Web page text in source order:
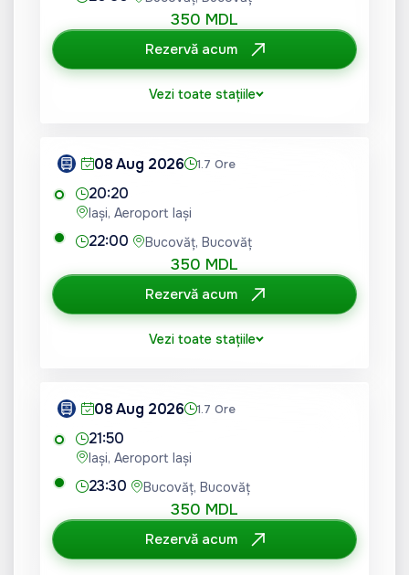
350 MDL
Rezervă acum
Vezi toate stațiile
08 Aug 2026 1.7 Ore
20:20
Iași, Aeroport Iași
22:00 Bucovăț, Bucovăț
350 MDL
Rezervă acum
Vezi toate stațiile
08 Aug 2026 1.7 Ore
21:50
Iași, Aeroport Iași
23:30 Bucovăț, Bucovăț
350 MDL
Rezervă acum